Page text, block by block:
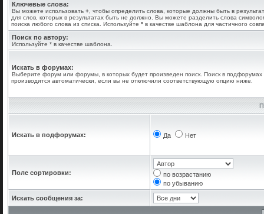
Ключевые слова:
Вы можете использовать + , чтобы определить слова, которые должны быть в
для слов, которых в результатах быть не должно. Вы можете разделить слова
поиска любого слова из списка. Используйте * в качестве шаблона для частичного
Поиск по автору:
Используйте * в качестве шаблона.
Искать в форумах:
Выберите форум или форумы, в которых будет произведен поиск. Поиск в подфорумах
производится автоматически, если вы не отключили соответствующую опцию ниже.
Искать в подфорумах: Да Нет
Поле сортировки:
по возрастанию
по убыванию
Искать сообщения за: